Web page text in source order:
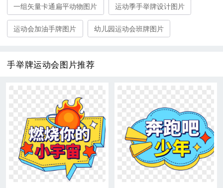
一组矢量卡通扁平动物图片 运动季手举牌设计图片
运动会加油手牌图片 幼儿园运动会班牌图片
手举牌运动会图片推荐